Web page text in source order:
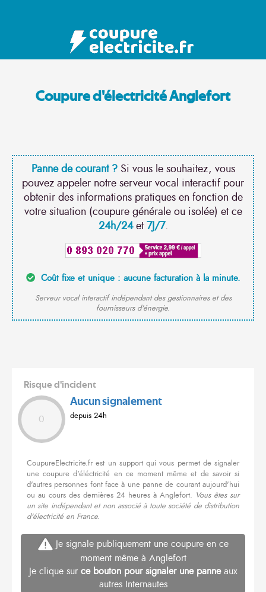
Coupure d'électricité Anglefort
Panne de courant ?Si vous le souhaitez, vous
pouvez appeler notre serveur vocal interactif pour
obtenir des informations pratiques en fonction de
votre situation (coupure générale ou isolée) et ce
24h/24et7J/7.
Coût fixe et unique : aucune facturation à la minute.
Serveur vocal interactif indépendant des gestionnaires et des
fournisseurs d'énergie.
Risque d'incident
0
Aucun signalement
depuis 24h
CoupureElectricite.fr est un support qui vous permet de signaler
une coupure d'éléctricité en ce moment même et de savoir si
d'autres personnes font face à une panne de courant aujourd'hui
ou au cours des dernières 24 heures à Anglefort. Vous êtes sur
un site indépendant et non associé à toute société de distribution
d'électricité en France.
Je signale publiquement une coupure en ce
moment même à Anglefort
Je clique sur ce bouton pour signaler une panneaux
autres Internautes